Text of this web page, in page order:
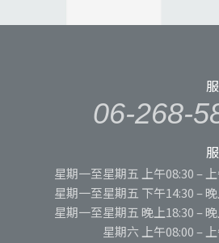
06-268-
星期一至星期五 上午08:30 –
星期一至星期五 下午14:30 –
星期一至星期五 晚上18:30 –
星期六 上午08:00 –